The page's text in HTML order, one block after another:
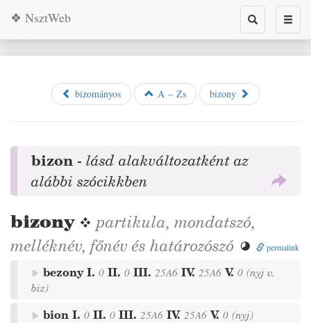
Toggle
search
❖ NsztWeb
bizományos A – Zs bizony
bizon - lásd alakváltozatként az
alábbi szócikkben
bizony❖ partikula, mondatszó,
melléknév, főnév és határozószó  permalink
bezony I. 0 II. 0 III. 25A6 IV. 25A6 V. 0 (nyj v.
biz)
bion I. 0 II. 0 III. 25A6 IV. 25A6 V. 0 (nyj)